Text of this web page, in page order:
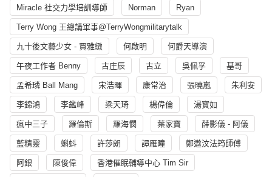
Miracle 社交力學培訓導師 Norman Ryan
Terry Wong 王總講軍事@TerryWongmilitarytalk
九十後文藝少女 - 賈雅緻 何啟明 何爵天導演
午夜工作者 Benny 古庄辰 古立 吳佩孚 基哥
孟希璘 Ball Mang 宋浩暉 康常治 張曉嵐 朱利安
李錦鴻 李鑑峰 梁天琦 楊偉倫 湯寳如
瘋中三子 羅倫斯 羅海憫 葉家寶 薛影儀 - 阿儀
藍精靈 蝌蚪 許莎朗 譚雁瞳 鄭遨汶法筠師傅
阿銀 陳俊偉 香港催眠輔導中心 Tim Sir